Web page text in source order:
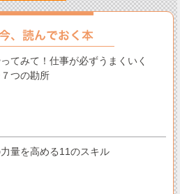
てみて！仕事が必ずうまくいく
つの勘所
量を高める11のスキル